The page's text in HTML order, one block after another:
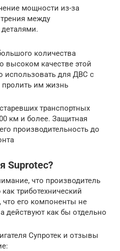
мощности из-за
между
количества
высоком качестве этой
использовать для ДВС с
им жизнь
транспортных
км и более. Защитная
производительность до
Suprotec?
что производитель
триботехнический
что его компоненты не
действуют как бы отдельно
Супротек и отзывы